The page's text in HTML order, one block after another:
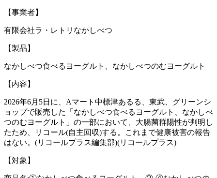
【事業者】
有限会社ラ・レトリなかしべつ
【製品】
なかしべつ食べるヨーグルト、なかしべつのむヨーグルト
【内容】
2026年6月5日に、Aマート中標津あるる、東武、グリーンシ
ョップで販売した「なかしべつ食べるヨーグルト、なかしべ
つのむヨーグルト」の一部において、大腸菌群陽性が判明し
たため、リコール(自主回収)する。これまで健康被害の報告
はない。(リコールプラス編集部)(リコールプラス)
【対象】